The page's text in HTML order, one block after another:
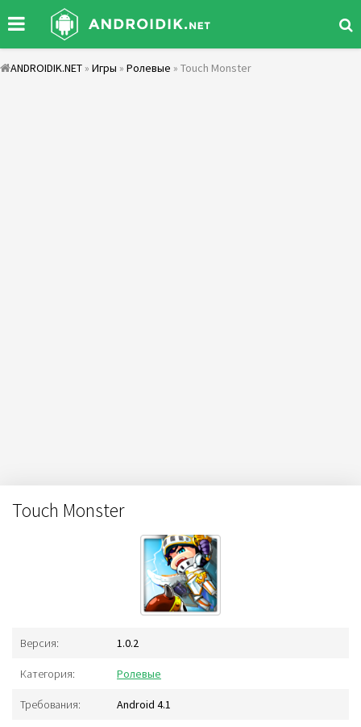
ANDROIDIK.NET » Игры » Ролевые » Touch Monster
Touch Monster
Версия: 1.0.2
Категория: Ролевые
Требования: Android 4.1